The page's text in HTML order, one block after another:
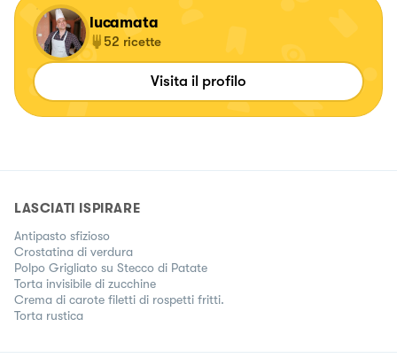
lucamata
52 ricette
Visita il profilo
LASCIATI ISPIRARE
Antipasto sfizioso
Crostatina di verdura
Polpo Grigliato su Stecco di Patate
Torta invisibile di zucchine
Crema di carote filetti di rospetti fritti.
Torta rustica